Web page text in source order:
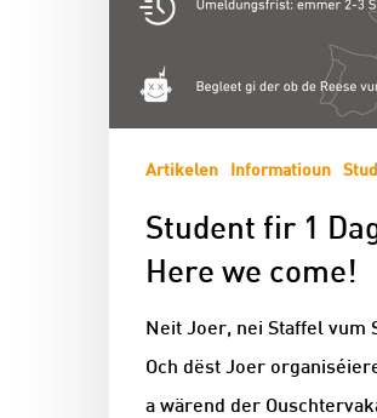
Artikelen Informatioun
Student fir 1
Here we come!
Neit Joer, nei Staffel vum
Och dëst Joer
a wärend der